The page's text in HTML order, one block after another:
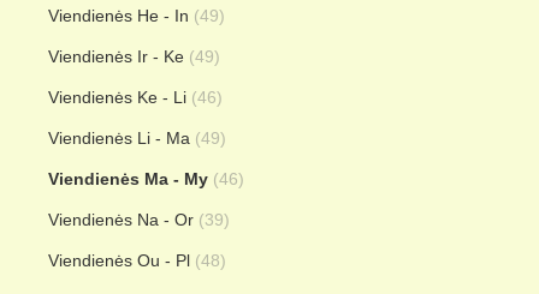
Viendienės He - In (49)
Viendienės Ir - Ke (49)
Viendienės Ke - Li (46)
Viendienės Li - Ma (49)
Viendienės Ma - My (46)
Viendienės Na - Or (39)
Viendienės Ou - Pl (48)